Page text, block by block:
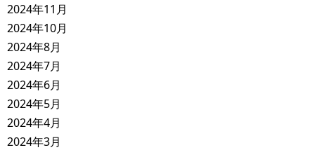
2024年11月
2024年10月
2024年8月
2024年7月
2024年6月
2024年5月
2024年4月
2024年3月